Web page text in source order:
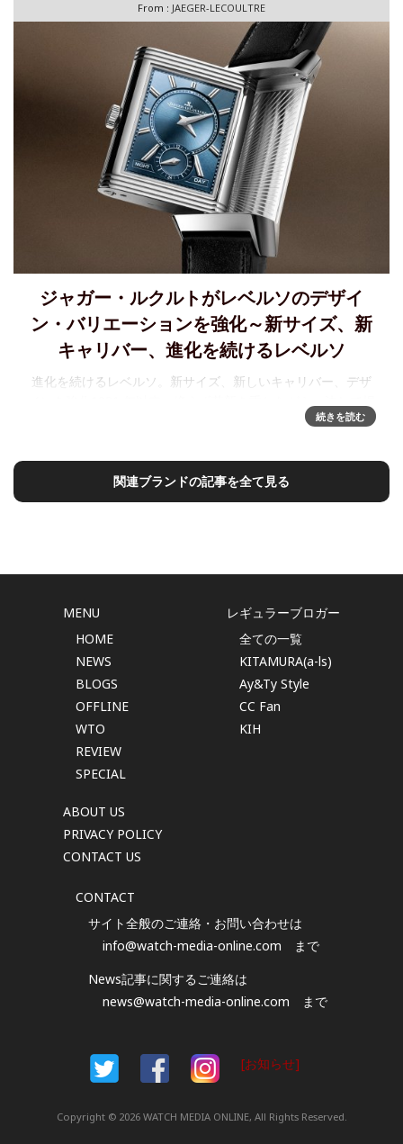
From : JAEGER-LECOULTRE
ジャガー・ルクルトがレベルソのデザイ
ン・バリエーションを強化～新サイズ、新
キャリバー、進化を続けるレベルソ
進化を続けるレベルソ。新サイズ、新しいキャリバー、デザ
なわれることのない レベルソのアイデンティティ。この度、
続きを読む
関連ブランドの記事を全て見る
MENU
HOME
NEWS
BLOGS
OFFLINE
WTO
REVIEW
SPECIAL
ABOUT US
PRIVACY POLICY
CONTACT US
レギュラーブロガー
全ての一覧
KITAMURA(a-ls)
Ay&Ty Style
CC Fan
KIH
CONTACT
サイト全般のご連絡・お問い合わせは
info@watch-media-online.com まで
News記事に関するご連絡は
news@watch-media-online.com まで
[お知らせ]
Copyright © 2026 WATCH MEDIA ONLINE, All Rights Reserved.